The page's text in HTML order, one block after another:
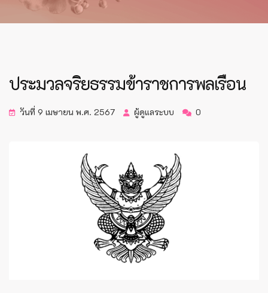
ประมวลจริยธรรมข้าราชการพลเรือน
วันที่ 9 เมษายน พ.ศ. 2567 ผู้ดูแลระบบ 0